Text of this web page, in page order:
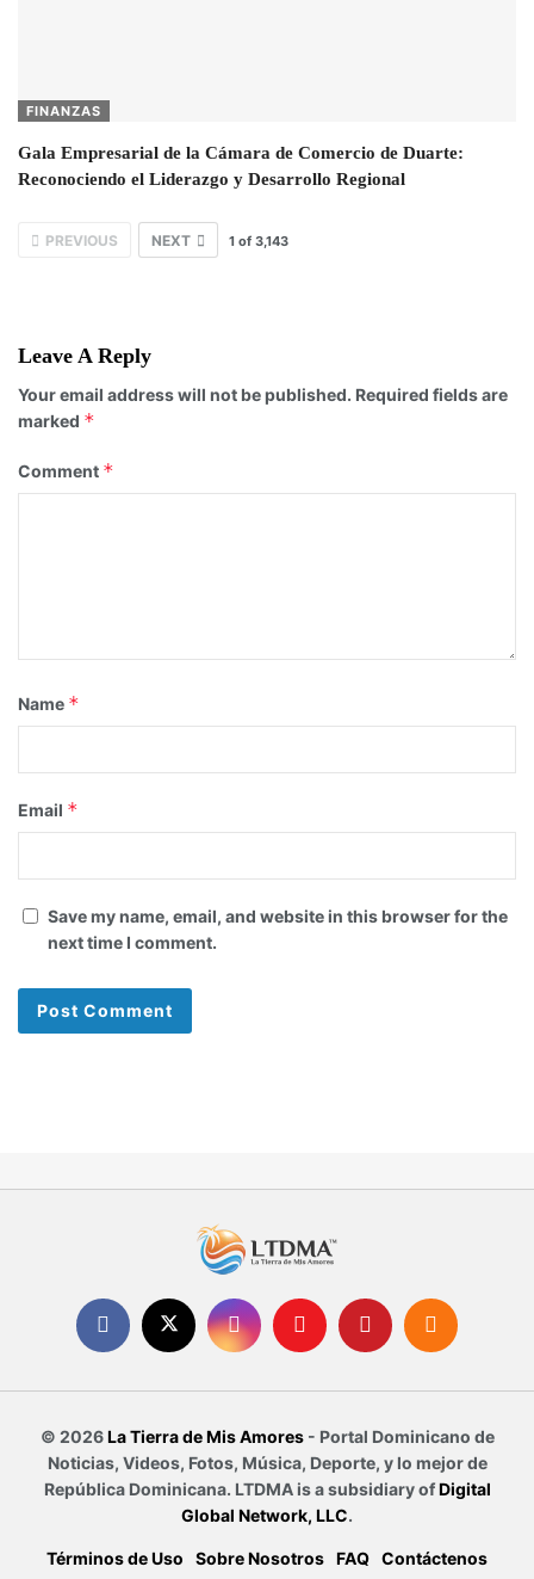
FINANZAS
Gala Empresarial de la Cámara de Comercio de Duarte:
Reconociendo el Liderazgo y Desarrollo Regional
PREVIOUS NEXT 1 of 3,143
Leave A Reply
Your email address will not be published. Required fields are
marked *
Comment *
Name *
Email *
Save my name, email, and website in this browser for the
next time I comment.
© 2026La Tierra de Mis Amores- Portal Dominicano de
Noticias, Videos, Fotos, Música, Deporte, y lo mejor de
República Dominicana. LTDMA is a subsidiary ofDigital
Global Network, LLC.
Términos de Uso Sobre Nosotros FAQ Contáctenos